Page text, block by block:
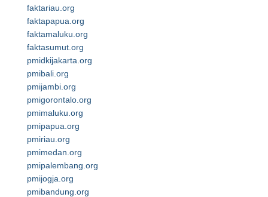
faktariau.org
faktapapua.org
faktamaluku.org
faktasumut.org
pmidkijakarta.org
pmibali.org
pmijambi.org
pmigorontalo.org
pmimaluku.org
pmipapua.org
pmiriau.org
pmimedan.org
pmipalembang.org
pmijogja.org
pmibandung.org